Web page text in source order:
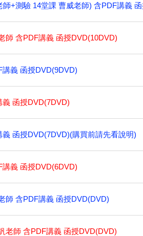
+測驗 14堂課 曹威老師) 含PDF講義
師 含PDF講義 函授DVD(10DVD)
義 函授DVD(9DVD)
函授DVD(7DVD)
函授DVD(7DVD)(購買前請先看說明)
義 函授DVD(6DVD)
師 含PDF講義 函授DVD(DVD)
老師 含PDF講義 函授DVD(DVD)